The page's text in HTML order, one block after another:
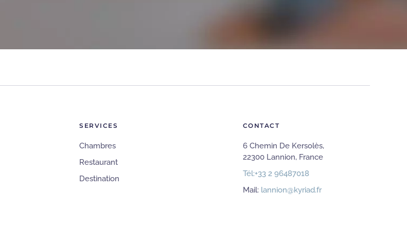
SERVICES
Chambres
Restaurant
Destination
CONTACT
6 Chemin De Kersolès,
22300 Lannion, France
Tél:+33 2 96487018
Mail: lannion@kyriad.fr